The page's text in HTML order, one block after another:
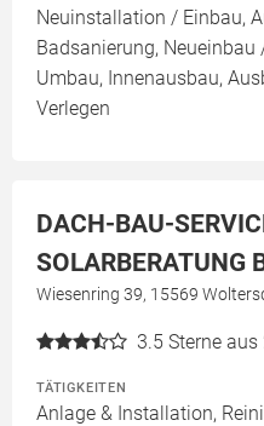
Neuinstallation / Einbau,
Badsanierung,
Umbau, Innenausbau,
Verlegen
DACH-BAU-
SOLARBERATUNG
Wiesenring 39, 15569
3.5 Sterne aus
TÄTIGKEITEN
Anlage & Installation,